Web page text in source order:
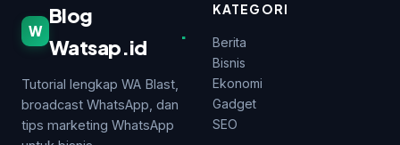
W
Blog
Watsap.id
.
Tutorial lengkap WA Blast,
broadcast WhatsApp, dan
tips marketing WhatsApp
KATEGORI
Berita
Bisnis
Ekonomi
Gadget
SEO